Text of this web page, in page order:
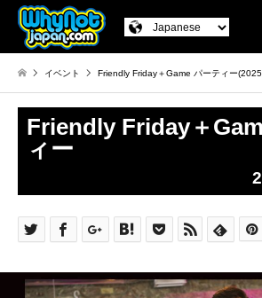
イベント Friendly Friday＋Game パーティー
Friendly Friday＋
ィー